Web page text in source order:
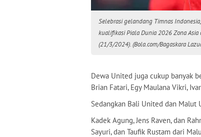
Selebrasi gelandang Timnas
kualifikasi Piala Dunia 2026 Zona Asia
(21/3/2024). (Bola.com/Bagaskara
Dewa United juga cukup banyak
Brian Fatari, Egy Maulana Vikri,
Sedangkan Bali United dan Malut
Kadek Agung, Jens Raven, dan
Sayuri, dan Taufik Rustam dari